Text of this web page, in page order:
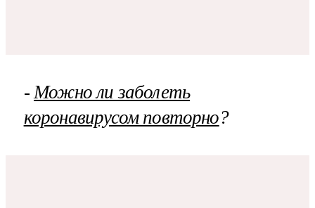
-Можно ли заболеть
коронавирусом повторно?